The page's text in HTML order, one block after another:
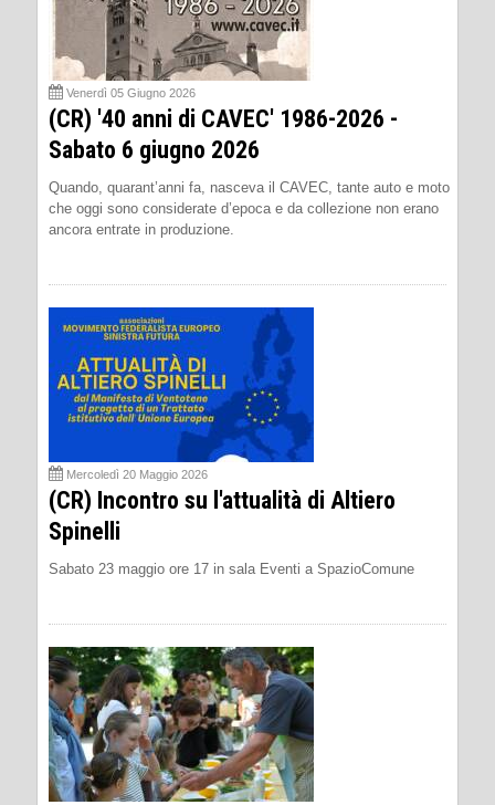
Venerdì 05 Giugno 2026
(CR) '40 anni di CAVEC' 1986-2026 -
Sabato 6 giugno 2026
Quando, quarant’anni fa, nasceva il CAVEC, tante auto e moto
che oggi sono considerate d’epoca e da collezione non erano
ancora entrate in produzione.
Mercoledì 20 Maggio 2026
(CR) Incontro su l'attualità di Altiero
Spinelli
Sabato 23 maggio ore 17 in sala Eventi a SpazioComune